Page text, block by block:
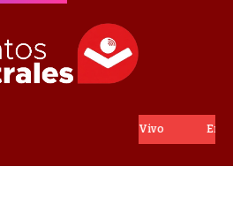
En Vivo